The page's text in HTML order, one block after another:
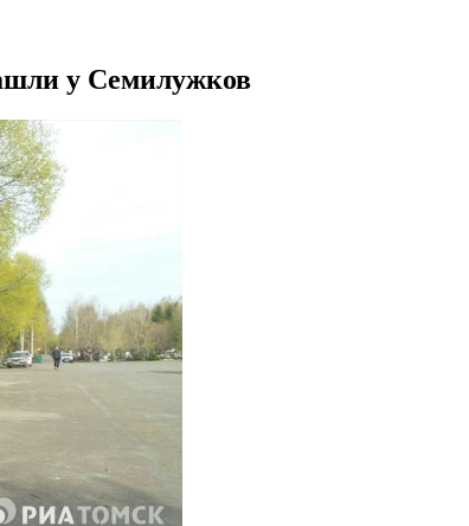
у Семилужков